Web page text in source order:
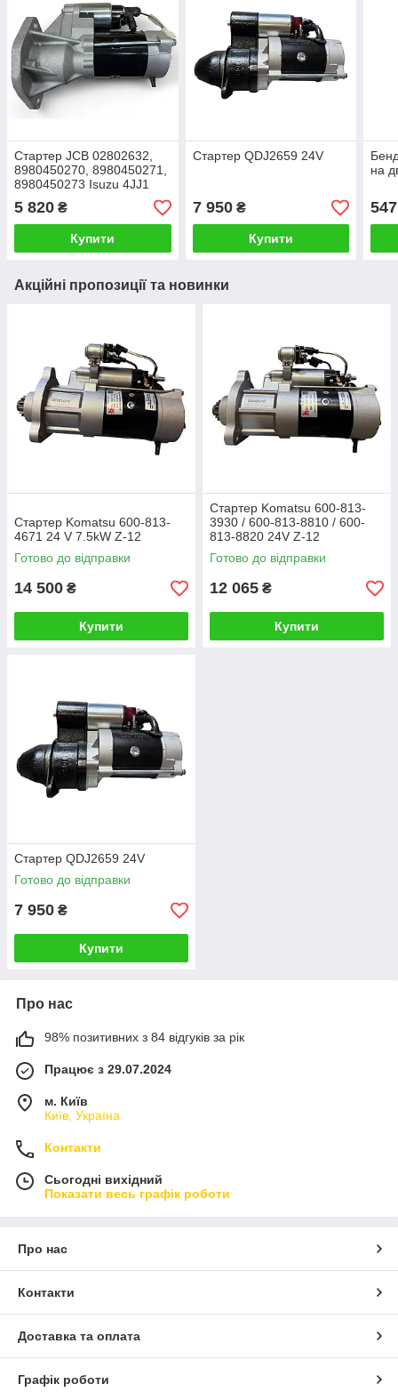
Стартер JCB 02802632,
8980450270, 8980450271,
8980450273 Isuzu 4JJ1
12V Z-9 зубів (підходить
на генератори)
5 820 ₴
Купити
Стартер QDJ2659 24V
7 950₴
Купити
на
547
Акційні пропозиції та новинки
Стартер Komatsu 600-813-
4671 24 V 7.5kW Z-12
Готово до відправки
14 500 ₴
Купити
Стартер Komatsu 600-813-
3930 / 600-813-8810 / 600-
813-8820 24V Z-12
Готово до відправки
12 065 ₴
Купити
Стартер QDJ2659 24V
Готово до відправки
7 950 ₴
Купити
Про нас
98% позитивних з 84 відгуків за рік
Працює з 29.07.2024
м. Київ
Київ, Україна
Контакти
Сьогодні вихідний
Показати весь графік роботи
Про нас
Контакти
Доставка та оплата
Графік роботи